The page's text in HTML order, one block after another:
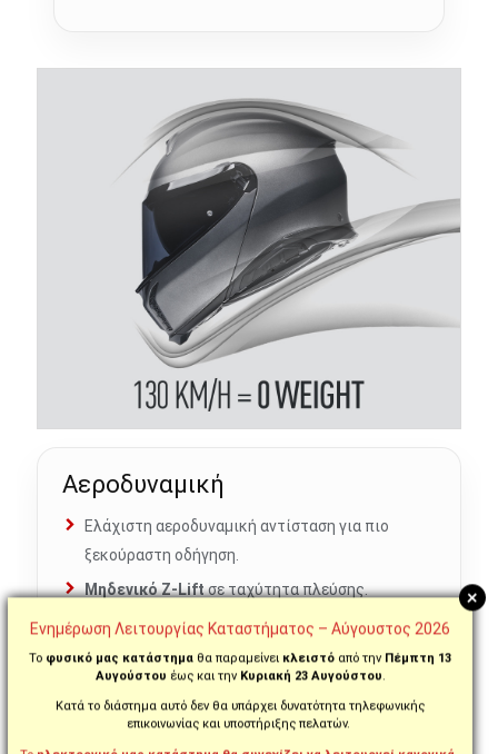
Αεροδυναμική
Ελάχιστη αεροδυναμική αντίσταση για πιο
ξεκούραστη οδήγηση.
Μηδενικό Z-Liftσε ταχύτητα πλεύσης.
Δυναμικό βάρος μηδέν στα130 km/h.
Πολύ πιο ήρεμη αίσθηση στον αυχένα σε
συνεχόμενη ταξιδιωτική χρήση.
+
Ενημέρωση Λειτουργίας Καταστήματος – Αύγουστος 2026
Το φυσικό μας κατάστημα θα παραμείνει κλειστό από την Πέμπτη 13
Αυγούστου έως και τηνΚυριακή 23 Αυγούστου.
Κατά το διάστημα αυτό δεν θα υπάρχει δυνατότητα τηλεφωνικής
επικοινωνίας και υποστήριξης πελατών.